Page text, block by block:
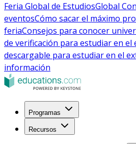
Feria Global de EstudiosGlobal
eventosCómo sacar el máximo
feriaConsejos para conocer
de verificación para estudiar en el
descargable para estudiar en el
información
Programas
Recursos